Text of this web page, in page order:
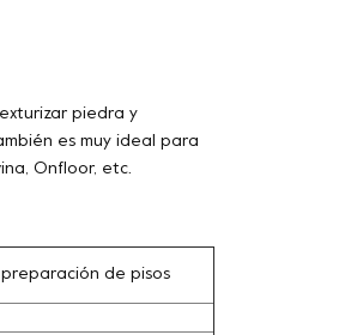
piedra y
es muy ideal para
Onfloor, etc.
de pisos